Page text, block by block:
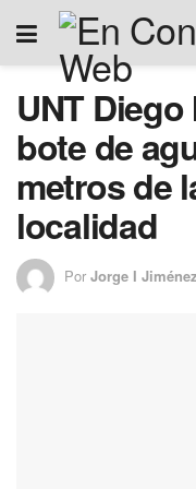
UNT
bote de
metros de
localidad
Por Jorge I